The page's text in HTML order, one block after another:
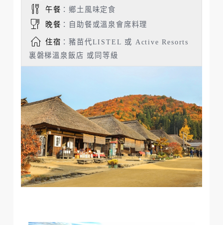
午餐 ：鄉土風味定食
晚餐 ：自助餐或溫泉會席料理
住宿 ：豬苗代LISTEL 或 Active Resorts
裏磐梯溫泉飯店 或同等級